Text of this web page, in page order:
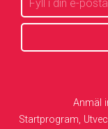
Anmäl
Startprogram,